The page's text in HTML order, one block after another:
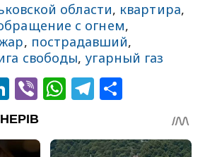
области, квартира,
с огнем,
, пострадавший,
свободы, угарный газ
LinkedIn
ViberWhatsApp
Telegram